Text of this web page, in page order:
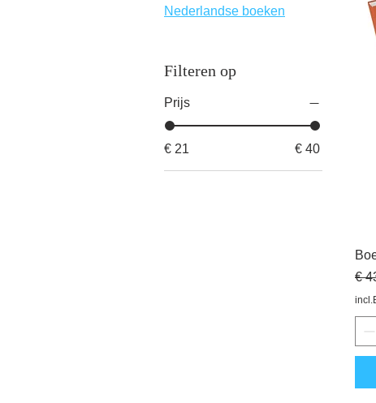
Nederlandse boeken
Filteren op
Prijs
€ 21 € 40
€